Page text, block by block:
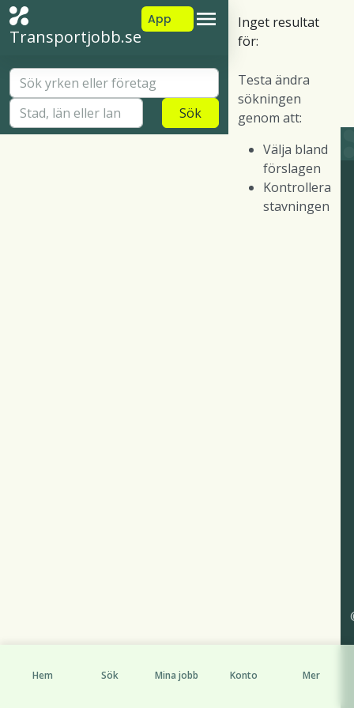
Transportjobb.se
App
Sök
Inget resultat
för:
Testa ändra
sökningen
genom att:
Välja bland
förslagen
Kontrollera
stavningen
Hem Sök Mina jobb Konto Mer